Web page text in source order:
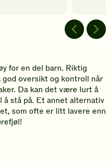
for en del barn. Riktig
god oversikt og kontroll når
Da kan det være lurt å
stå på. Et annet alternativ
som ofte er litt lavere enn